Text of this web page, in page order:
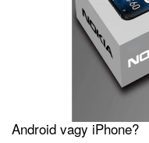
Android vagy iPhone?